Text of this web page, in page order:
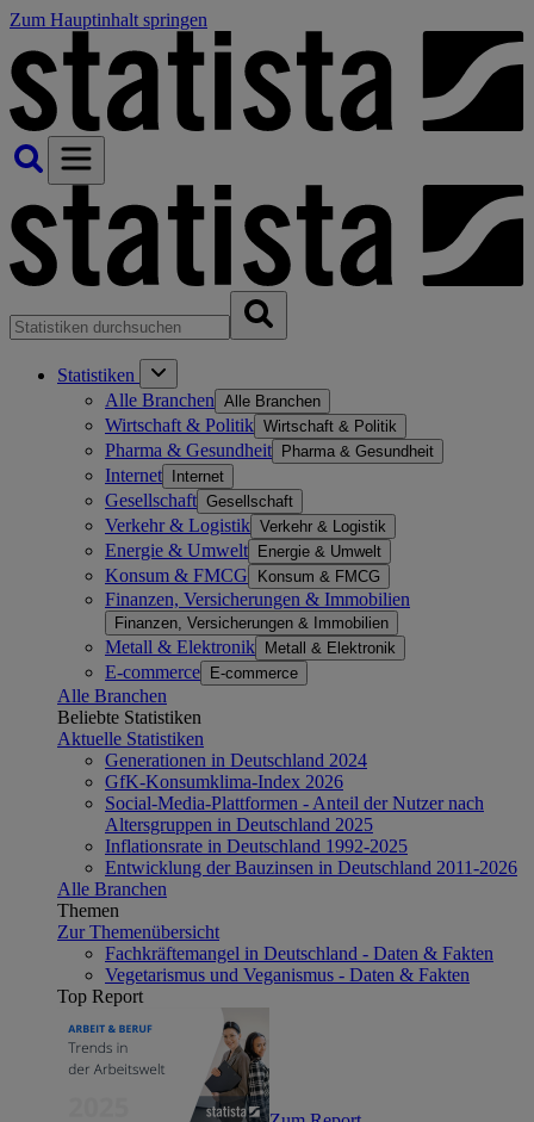
Zum Hauptinhalt springen
Statistiken
Alle Branchen Alle Branchen
Wirtschaft & Politik Wirtschaft & Politik
Pharma & Gesundheit Pharma & Gesundheit
Internet Internet
Gesellschaft Gesellschaft
Verkehr & Logistik Verkehr & Logistik
Energie & Umwelt Energie & Umwelt
Konsum & FMCG Konsum & FMCG
Finanzen, Versicherungen & Immobilien
Finanzen, Versicherungen & Immobilien
Metall & Elektronik Metall & Elektronik
E-commerce E-commerce
Alle Branchen
Beliebte Statistiken
Aktuelle Statistiken
Generationen in Deutschland 2024
GfK-Konsumklima-Index 2026
Social-Media-Plattformen - Anteil der Nutzer nach
Altersgruppen in Deutschland 2025
Inflationsrate in Deutschland 1992-2025
Entwicklung der Bauzinsen in Deutschland 2011-2026
Alle Branchen
Themen
Zur Themenübersicht
Fachkräftemangel in Deutschland - Daten & Fakten
Vegetarismus und Veganismus - Daten & Fakten
Top Report